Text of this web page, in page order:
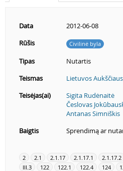
Data
2012-06-08
Rūšis
Civilinė byla
Tipas
Nutartis
Teismas
Lietuvos
Teisėjas(ai)
Sigita Rudėnaitė
Česlovas
Antanas Simniškis
Baigtis
Sprendimą ar
2 2.1 2.1.17 2.1.17.1 2.1.17.2
III.3
122 122.1 122.4 124